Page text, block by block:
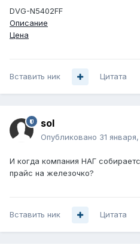
DVG-N5402FF
Описание
Цена
Вставить ник Цитата
sol
Опубликовано 31
И когда компания НАГ
прайс на железочко?
Вставить ник Цитата